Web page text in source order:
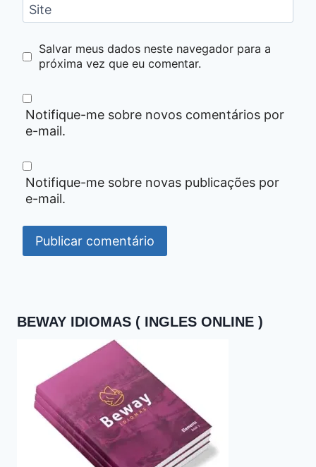
Site
Salvar meus dados neste navegador para a
próxima vez que eu comentar.
Notifique-me sobre novos comentários por
e-mail.
Notifique-me sobre novas publicações por
e-mail.
BEWAY IDIOMAS ( INGLES ONLINE )